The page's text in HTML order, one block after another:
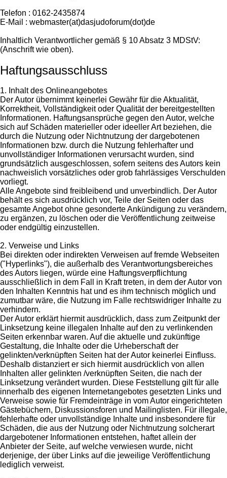
Telefon : 0162-2435874
E-Mail : webmaster(at)dasjudoforum(dot)de
Inhaltlich Verantwortlicher gemäß § 10 Absatz 3 MDStV:
(Anschrift wie oben).
Haftungsausschluss
1. Inhalt des Onlineangebotes
Der Autor übernimmt keinerlei Gewähr für die Aktualität,
Korrektheit, Vollständigkeit oder Qualität der bereitgestellten
Informationen. Haftungsansprüche gegen den Autor, welche
sich auf Schäden materieller oder ideeller Art beziehen, die
durch die Nutzung oder Nichtnutzung der dargebotenen
Informationen bzw. durch die Nutzung fehlerhafter und
unvollständiger Informationen verursacht wurden, sind
grundsätzlich ausgeschlossen, sofern seitens des Autors kein
nachweislich vorsätzliches oder grob fahrlässiges Verschulden
vorliegt.
Alle Angebote sind freibleibend und unverbindlich. Der Autor
behält es sich ausdrücklich vor, Teile der Seiten oder das
gesamte Angebot ohne gesonderte Ankündigung zu verändern,
zu ergänzen, zu löschen oder die Veröffentlichung zeitweise
oder endgültig einzustellen.
2. Verweise und Links
Bei direkten oder indirekten Verweisen auf fremde Webseiten
("Hyperlinks"), die außerhalb des Verantwortungsbereiches
des Autors liegen, würde eine Haftungsverpflichtung
ausschließlich in dem Fall in Kraft treten, in dem der Autor von
den Inhalten Kenntnis hat und es ihm technisch möglich und
zumutbar wäre, die Nutzung im Falle rechtswidriger Inhalte zu
verhindern.
Der Autor erklärt hiermit ausdrücklich, dass zum Zeitpunkt der
Linksetzung keine illegalen Inhalte auf den zu verlinkenden
Seiten erkennbar waren. Auf die aktuelle und zukünftige
Gestaltung, die Inhalte oder die Urheberschaft der
gelinkten/verknüpften Seiten hat der Autor keinerlei Einfluss.
Deshalb distanziert er sich hiermit ausdrücklich von allen
Inhalten aller gelinkten /verknüpften Seiten, die nach der
Linksetzung verändert wurden. Diese Feststellung gilt für alle
innerhalb des eigenen Internetangebotes gesetzten Links und
Verweise sowie für Fremdeinträge in vom Autor eingerichteten
Gästebüchern, Diskussionsforen und Mailinglisten. Für illegale,
fehlerhafte oder unvollständige Inhalte und insbesondere für
Schäden, die aus der Nutzung oder Nichtnutzung solcherart
dargebotener Informationen entstehen, haftet allein der
Anbieter der Seite, auf welche verwiesen wurde, nicht
derjenige, der über Links auf die jeweilige Veröffentlichung
lediglich verweist.